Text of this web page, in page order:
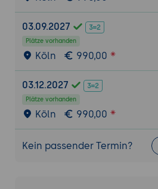
03.09.2027
Plätze vorhanden
Köln 990,00
03.12.2027
Plätze vorhanden
Köln 990,00
Kein passender Termin?